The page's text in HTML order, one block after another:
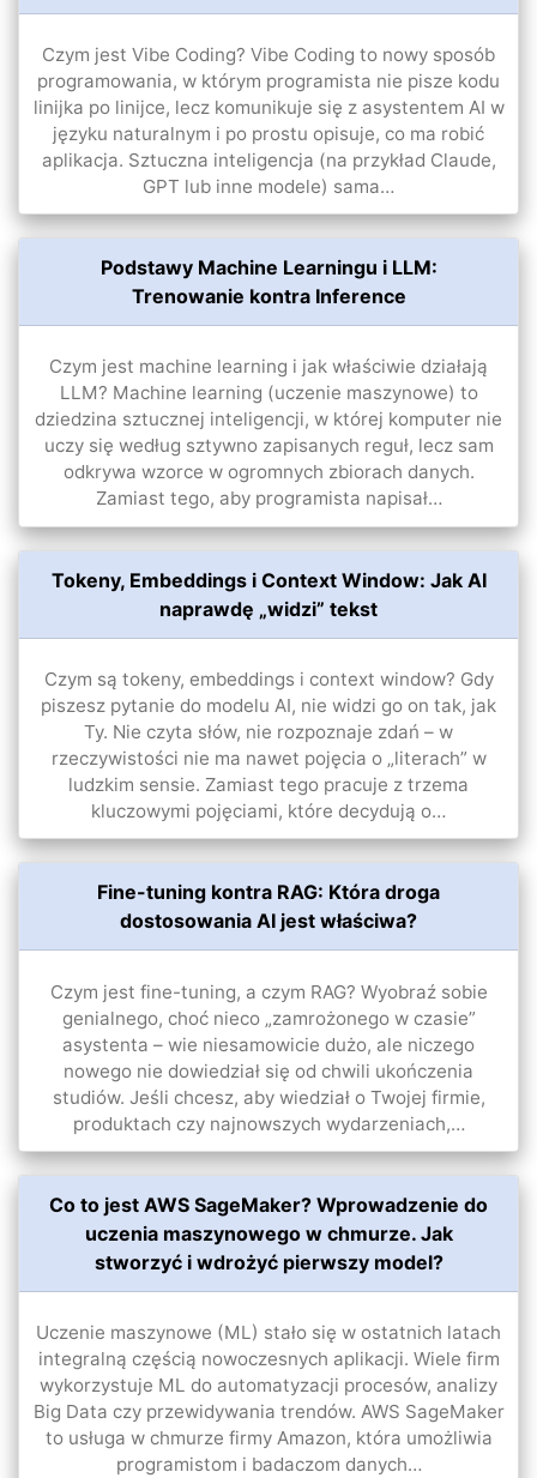
Czym jest Vibe Coding? Vibe Coding to nowy sposób
programowania, w którym programista nie pisze kodu
linijka po linijce, lecz komunikuje się z asystentem AI w
języku naturalnym i po prostu opisuje, co ma robić
aplikacja. Sztuczna inteligencja (na przykład Claude,
GPT lub inne modele) sama…
Podstawy Machine Learningu i LLM:
Trenowanie kontra Inference
Czym jest machine learning i jak właściwie działają
LLM? Machine learning (uczenie maszynowe) to
dziedzina sztucznej inteligencji, w której komputer nie
uczy się według sztywno zapisanych reguł, lecz sam
odkrywa wzorce w ogromnych zbiorach danych.
Zamiast tego, aby programista napisał…
Tokeny, Embeddings i Context Window: Jak AI
naprawdę „widzi” tekst
Czym są tokeny, embeddings i context window? Gdy
piszesz pytanie do modelu AI, nie widzi go on tak, jak
Ty. Nie czyta słów, nie rozpoznaje zdań – w
rzeczywistości nie ma nawet pojęcia o „literach” w
ludzkim sensie. Zamiast tego pracuje z trzema
kluczowymi pojęciami, które decydują o…
Fine-tuning kontra RAG: Która droga
dostosowania AI jest właściwa?
Czym jest fine-tuning, a czym RAG? Wyobraź sobie
genialnego, choć nieco „zamrożonego w czasie”
asystenta – wie niesamowicie dużo, ale niczego
nowego nie dowiedział się od chwili ukończenia
studiów. Jeśli chcesz, aby wiedział o Twojej firmie,
produktach czy najnowszych wydarzeniach,…
Co to jest AWS SageMaker? Wprowadzenie do
uczenia maszynowego w chmurze. Jak
stworzyć i wdrożyć pierwszy model?
Uczenie maszynowe (ML) stało się w ostatnich latach
integralną częścią nowoczesnych aplikacji. Wiele firm
wykorzystuje ML do automatyzacji procesów, analizy
Big Data czy przewidywania trendów. AWS SageMaker
to usługa w chmurze firmy Amazon, która umożliwia
programistom i badaczom danych…